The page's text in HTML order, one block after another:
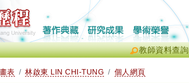
教師資料查詢
表 林啟東 LIN CHI-TUNG 個人網頁